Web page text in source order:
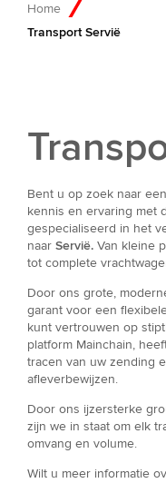
Home
Transport Servië
Bent u op zoek naar
kennis en ervaring met
gespecialiseerd in het
naar Servië. Van kleine
tot complete
Door ons grote,
garant voor een
kunt vertrouwen op
platform Mainchain,
tracen van uw zending
afleverbewijzen.
Door ons ijzersterke
zijn we in staat om elk
omvang en volume.
Wilt u meer informatie